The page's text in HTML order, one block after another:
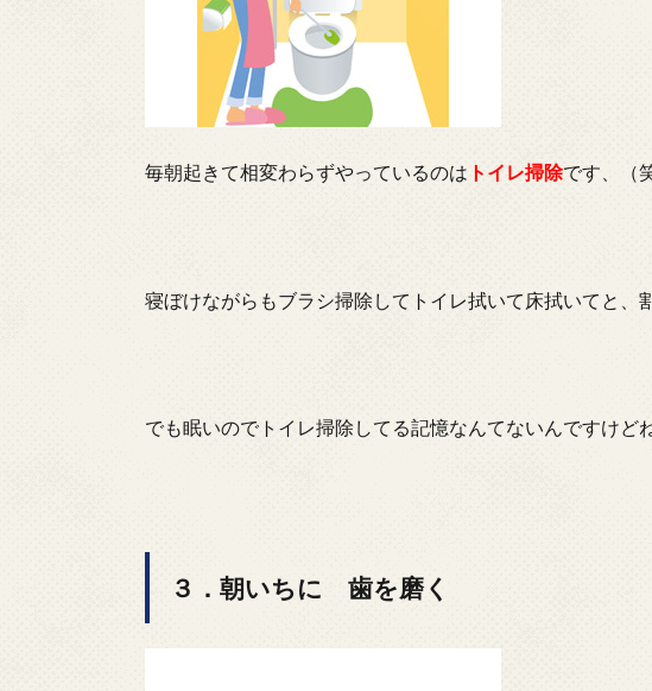
毎朝起きて相変わらずやっているのは トイレ掃除です、（
寝ぼけながらもブラシ掃除してトイレ拭いて床拭いてと、
でも眠いのでトイレ掃除してる記憶なんてないんですけど
３．朝いちに 歯を磨く